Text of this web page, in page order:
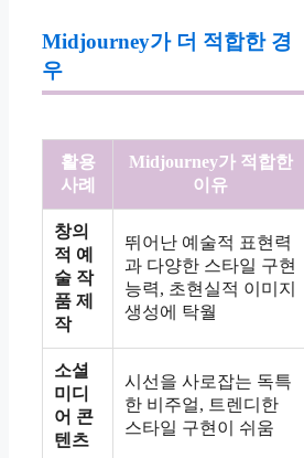
Midjourney가 더 적합한 경
우
활용
사례
Midjourney가 적합한
이유
창의
적 예
술 작
품 제
작
뛰어난 예술적 표현력
과 다양한 스타일 구현
능력, 초현실적 이미지
생성에 탁월
소셜
미디
어 콘
텐츠
시선을 사로잡는 독특
한 비주얼, 트렌디한
스타일 구현이 쉬움